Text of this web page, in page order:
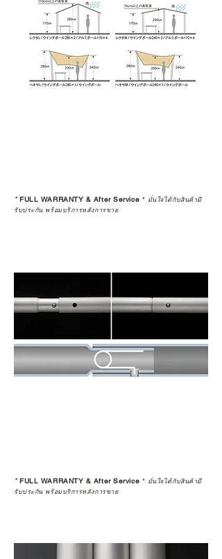
*FULL WARRANTY & After Service * มั่นใจได้กับสินค้ามี
รับประกัน พร้อมบริการหลังการขาย
*FULL WARRANTY & After Service * มั่นใจได้กับสินค้ามี
รับประกัน พร้อมบริการหลังการขาย